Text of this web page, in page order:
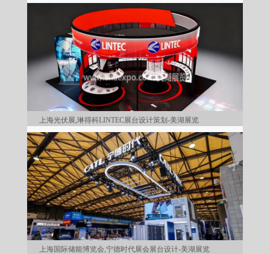
上海光伏展,琳得科LINTEC展台设计策划-美湖展览
上海国际储能博览会,宁德时代展会展台设计-美湖展览